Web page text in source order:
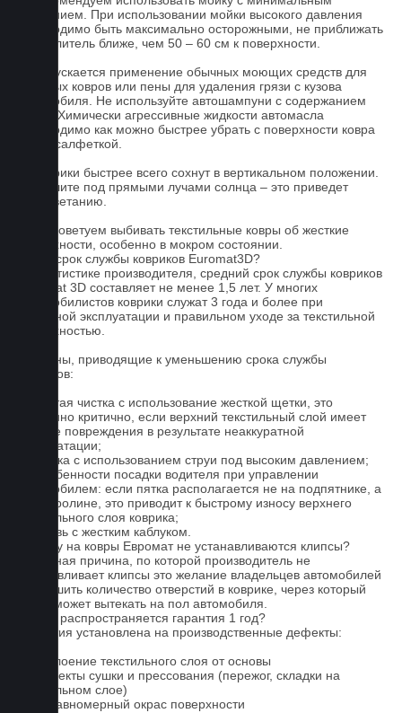
давлением. При использовании мойки высокого давления
необходимо быть максимально осторожными, не приближать
распылитель ближе, чем 50 – 60 см к поверхности.
3. Допускается применение обычных моющих средств для
бытовых ковров или пены для удаления грязи с кузова
автомобиля. Не используйте автошампуни с содержанием
воска! Химически агрессивные жидкости автомасла
необходимо как можно быстрее убрать с поверхности ковра
сухой салфеткой.
4. Коврики быстрее всего сохнут в вертикальном положении.
Не сушите под прямыми лучами солнца – это приведет
к выцветанию.
5. Не советуем выбивать текстильные ковры об жесткие
поверхности, особенно в мокром состоянии.
Какой срок службы ковриков Euromat3D?
По статистике производителя, средний срок службы ковриков
Euromat 3D составляет не менее 1,5 лет. У многих
автомобилистов коврики служат 3 года и более при
бережной эксплуатации и правильном уходе за текстильной
поверхностью.
Причины, приводящие к уменьшению срока службы
ковриков:
1. Частая чистка с использование жесткой щетки, это
особенно критично, если верхний текстильный слой имеет
мелкие повреждения в результате неаккуратной
эксплуатации;
2. Мойка с использованием струи под высоким давлением;
3. Особенности посадки водителя при управлении
автомобилем: если пятка располагается не на подпятнике, а
на ковролине, это приводит к быстрому износу верхнего
текстильного слоя коврика;
4. Обувь с жестким каблуком.
Почему на ковры Евромат не устанавливаются клипсы?
Основная причина, по которой производитель не
устанавливает клипсы это желание владельцев автомобилей
уменьшить количество отверстий в коврике, через который
влага может вытекать на пол автомобиля.
На что распространяется гарантия 1 год?
Гарантия установлена на производственные дефекты:
1. Отслоение текстильного слоя от основы
2. Дефекты сушки и прессования (пережог, складки на
текстильном слое)
3. Неравномерный окрас поверхности